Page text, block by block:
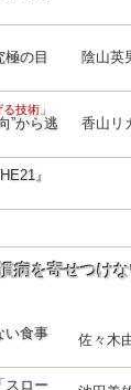
の目
陰山英
技術」
”から逃
香山リ
』
病を寄せつけ
い食事
佐々木
スロー